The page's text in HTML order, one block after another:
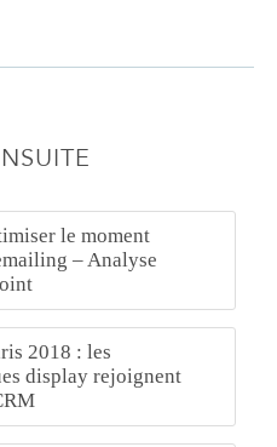
le moment
– Analyse
2018 : les
display rejoignent